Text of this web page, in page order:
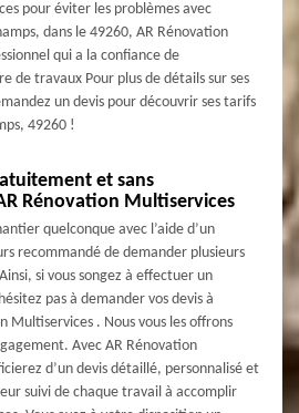
pour éviter les problèmes avec
dans le 49260, AR Rénovation
qui a la confiance de
de travaux Pour plus de détails sur ses
un devis pour découvrir ses tarifs
49260 !
et sans
Rénovation Multiservices
quelconque avec l’aide d’un
recommandé de demander plusieurs
si vous songez à effectuer un
pas à demander vos devis à
Multiservices . Nous vous les offrons
Avec AR Rénovation
d’un devis détaillé, personnalisé et
suivi de chaque travail à accomplir